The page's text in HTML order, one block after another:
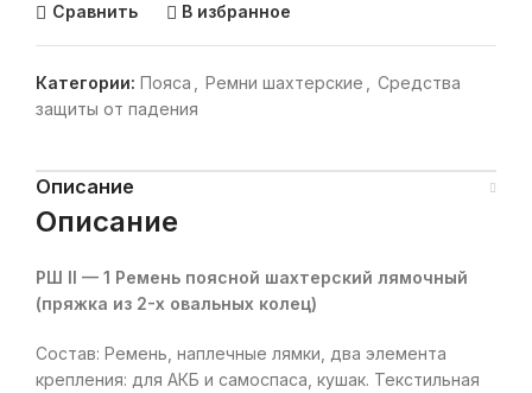
Сравнить В избранное
Категории: Пояса Ремни шахтерские
Средства
защиты от падения
Описание
Описание
РШ II — 1 Ремень поясной шахтерский лямочный
(пряжка из 2-х овальных колец)
Состав: Ремень, наплечные лямки, два элемента
крепления: для АКБ и самоспаса, кушак. Текстильная